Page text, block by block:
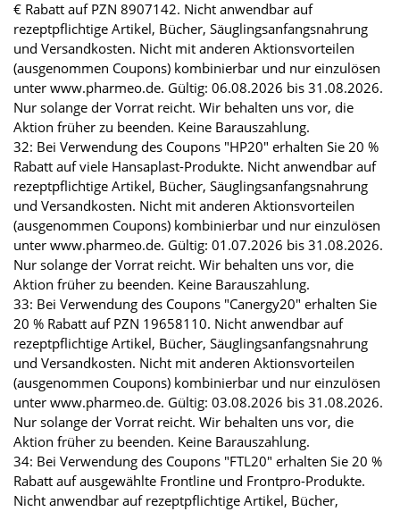
€ Rabatt auf PZN 8907142. Nicht anwendbar auf
rezeptpflichtige Artikel, Bücher, Säuglingsanfangsnahrung
und Versandkosten. Nicht mit anderen Aktionsvorteilen
(ausgenommen Coupons) kombinierbar und nur einzulösen
unter www.pharmeo.de. Gültig: 06.08.2026 bis 31.08.2026.
Nur solange der Vorrat reicht. Wir behalten uns vor, die
Aktion früher zu beenden. Keine Barauszahlung.
32: Bei Verwendung des Coupons "HP20" erhalten Sie 20 %
Rabatt auf viele Hansaplast-Produkte. Nicht anwendbar auf
rezeptpflichtige Artikel, Bücher, Säuglingsanfangsnahrung
und Versandkosten. Nicht mit anderen Aktionsvorteilen
(ausgenommen Coupons) kombinierbar und nur einzulösen
unter www.pharmeo.de. Gültig: 01.07.2026 bis 31.08.2026.
Nur solange der Vorrat reicht. Wir behalten uns vor, die
Aktion früher zu beenden. Keine Barauszahlung.
33: Bei Verwendung des Coupons "Canergy20" erhalten Sie
20 % Rabatt auf PZN 19658110. Nicht anwendbar auf
rezeptpflichtige Artikel, Bücher, Säuglingsanfangsnahrung
und Versandkosten. Nicht mit anderen Aktionsvorteilen
(ausgenommen Coupons) kombinierbar und nur einzulösen
unter www.pharmeo.de. Gültig: 03.08.2026 bis 31.08.2026.
Nur solange der Vorrat reicht. Wir behalten uns vor, die
Aktion früher zu beenden. Keine Barauszahlung.
34: Bei Verwendung des Coupons "FTL20" erhalten Sie 20 %
Rabatt auf ausgewählte Frontline und Frontpro-Produkte.
Nicht anwendbar auf rezeptpflichtige Artikel, Bücher,